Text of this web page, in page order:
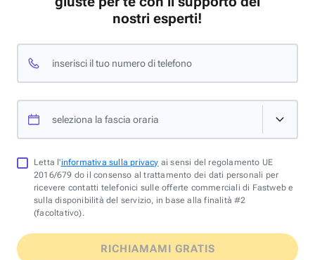
nostri esperti!
inserisci il tuo numero di telefono
seleziona la fascia oraria
Letta l'informativa sulla privacy ai sensi del regolamento UE
2016/679 do il consenso al trattamento dei dati personali per
ricevere contatti telefonici sulle offerte commerciali di Fastweb e
sulla disponibilità del servizio, in base alla finalità #2
(facoltativo).
RICHIAMAMI GRATIS